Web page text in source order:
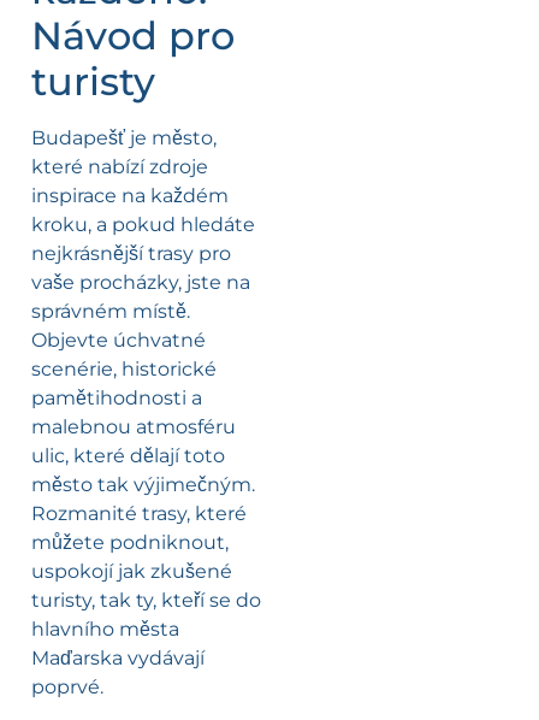
Návod pro
turisty
Budapešť je město,
které nabízí zdroje
inspirace na každém
kroku, a pokud hledáte
nejkrásnější trasy pro
vaše procházky, jste na
správném místě.
Objevte úchvatné
scenérie, historické
pamětihodnosti a
malebnou atmosféru
ulic, které dělají toto
město tak výjimečným.
Rozmanité trasy, které
můžete podniknout,
uspokojí jak zkušené
turisty, tak ty, kteří se do
hlavního města
Maďarska vydávají
poprvé.